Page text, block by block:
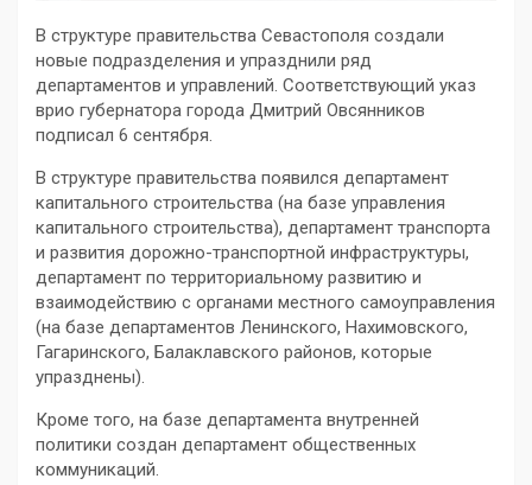
В структуре правительства Севастополя создали
новые подразделения и упразднили ряд
департаментов и управлений. Соответствующий указ
врио губернатора города Дмитрий Овсянников
подписал 6 сентября.
В структуре правительства появился департамент
капитального строительства (на базе управления
капитального строительства), департамент транспорта
и развития дорожно-транспортной инфраструктуры,
департамент по территориальному развитию и
взаимодействию с органами местного самоуправления
(на базе департаментов Ленинского, Нахимовского,
Гагаринского, Балаклавского районов, которые
упразднены).
Кроме того, на базе департамента внутренней
политики создан департамент общественных
коммуникаций.